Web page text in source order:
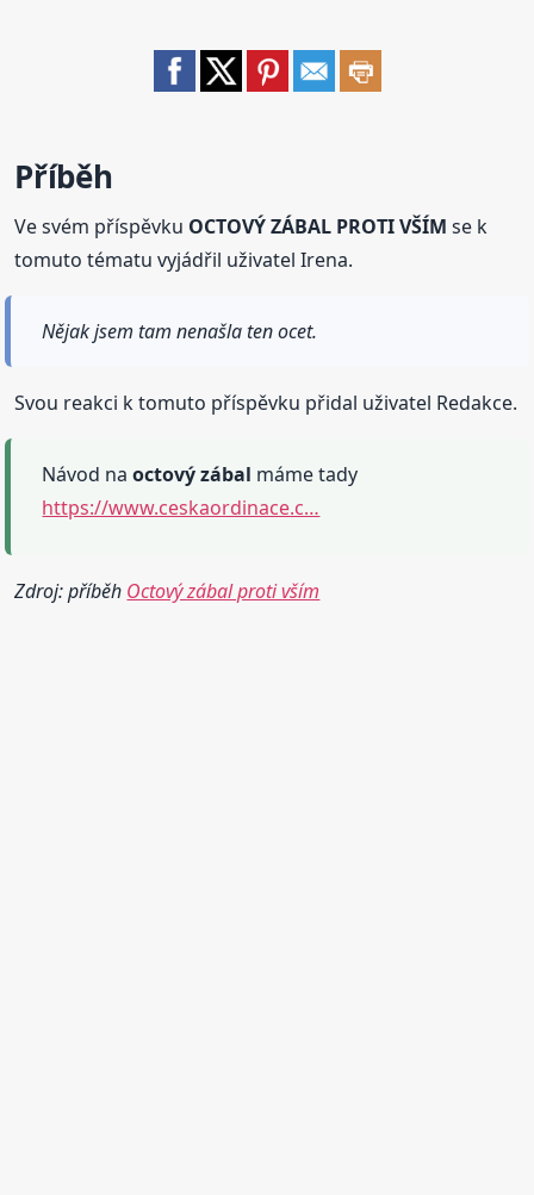
Příběh
Ve svém příspěvku OCTOVÝ ZÁBAL PROTI VŠÍM se k
tomuto tématu vyjádřil uživatel Irena.
Nějak jsem tam nenašla ten ocet.
Svou reakci k tomuto příspěvku přidal uživatel Redakce.
Návod naoctový zábal máme tady
https://www.ceskaordinace.c…
Zdroj: příběh Octový zábal proti vším